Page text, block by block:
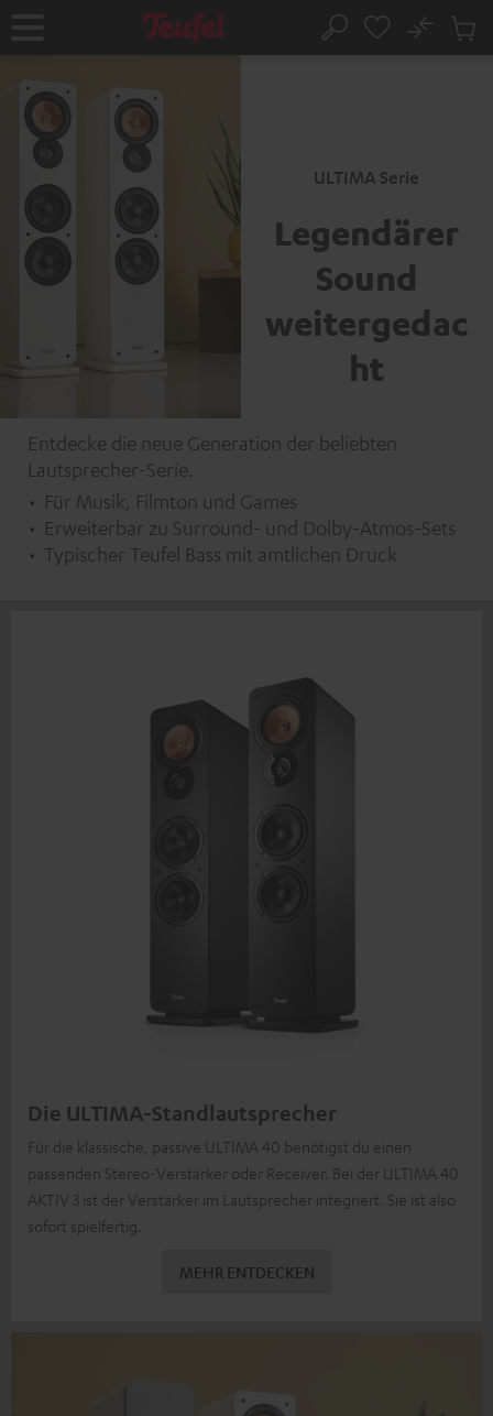
Startseite Suche
No
ULTIMA Serie
Legendärer
Sound
weitergedac
ht
Entdecke die neue Generation der beliebten
Lautsprecher-Serie.
Für Musik, Filmton und Games
Erweiterbar zu Surround- und Dolby-Atmos-Sets
Typischer Teufel Bass mit amtlichen Druck
Die ULTIMA-Standlautsprecher
Für die klassische, passive ULTIMA 40 benötigst du einen
passenden Stereo-Verstärker oder Receiver. Bei der ULTIMA 40
AKTIV 3 ist der Verstärker im Lautsprecher integriert. Sie ist also
sofort spielfertig.
MEHR ENTDECKEN